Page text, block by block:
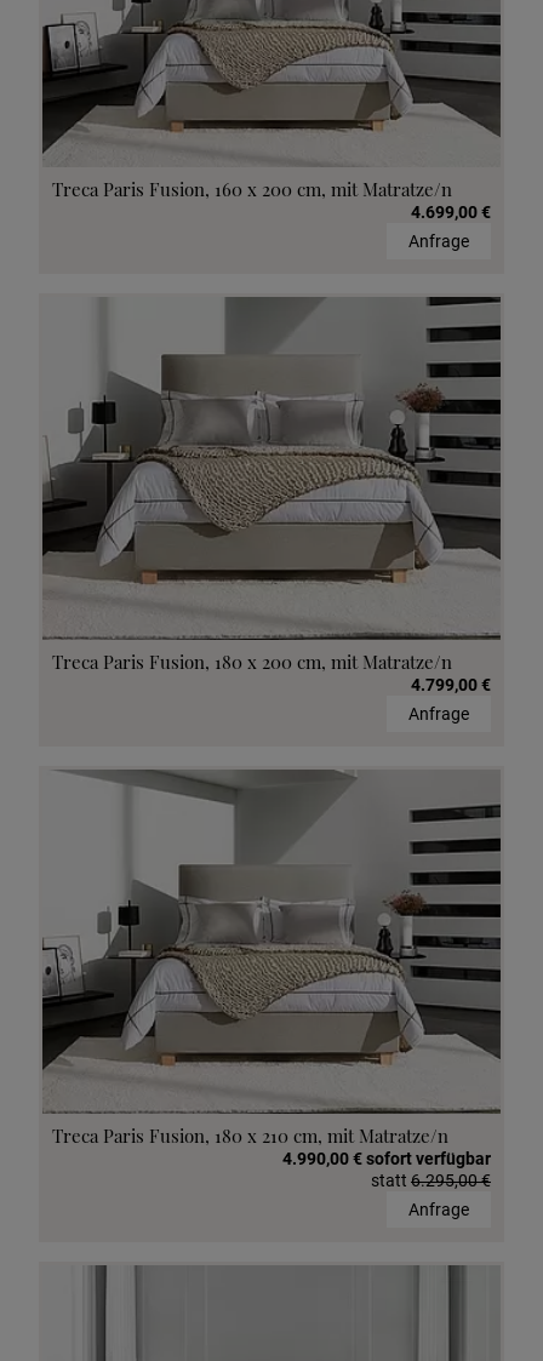
Treca Paris Fusion, 160 x 200 cm, mit Matratze/n
4.699,00 €
Anfrage
Treca Paris Fusion, 180 x 200 cm, mit Matratze/n
4.799,00 €
Anfrage
Treca Paris Fusion, 180 x 210 cm, mit Matratze/n
4.990,00 € sofort verfügbar
statt 6.295,00 €
Anfrage